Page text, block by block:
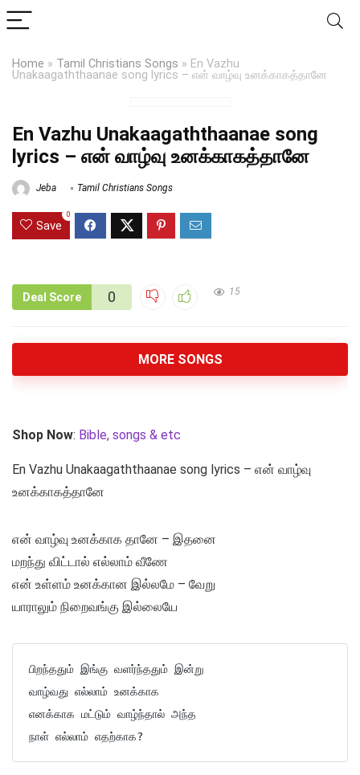
Home » Tamil Christians Songs » En Vazhu
Unakaagaththaanae song lyrics – என் வாழ்வு உனக்காகத்தானே
En Vazhu Unakaagaththaanae song
lyrics – என் வாழ்வு உனக்காகத்தானே
Jeba Tamil Christians Songs
Save
0
Deal Score 0 15
MORE SONGS
Shop Now: Bible, songs & etc
En Vazhu Unakaagaththaanae song lyrics – என் வாழ்வு
உனக்காகத்தானே
என் வாழ்வு உனக்காக தானே – இதனை
மறந்து விட்டால் எல்லாம் வீணே
என் உள்ளம் உனக்கான இல்லமே – வேறு
யாராலும் நிறைவங்கு இல்லையே
பிறந்ததும் இங்கு வளர்ந்ததும் இன்று
வாழ்வது எல்லாம் உனக்காக
எனக்காக மட்டும் வாழ்ந்தால் அந்த
நாள் எல்லாம் எதற்காக?